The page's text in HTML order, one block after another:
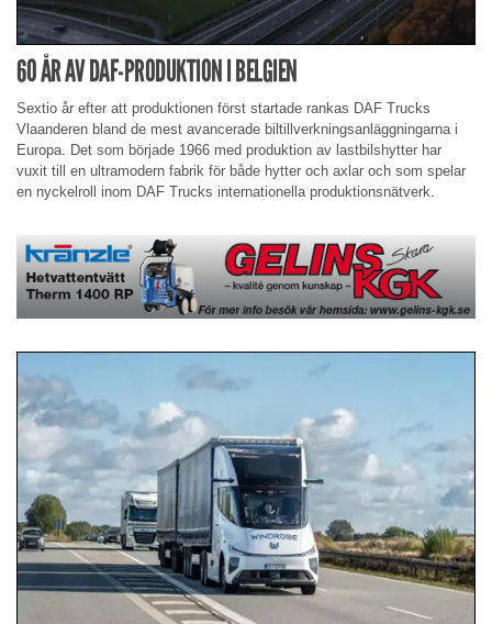
60 ÅR AV DAF-PRODUKTION I BELGIEN
Sextio år efter att produktionen först startade rankas DAF Trucks
Vlaanderen bland de mest avancerade biltillverkningsanläggningarna i
Europa. Det som började 1966 med produktion av lastbilshytter har
vuxit till en ultramodern fabrik för både hytter och axlar och som spelar
en nyckelroll inom DAF Trucks internationella produktionsnätverk.